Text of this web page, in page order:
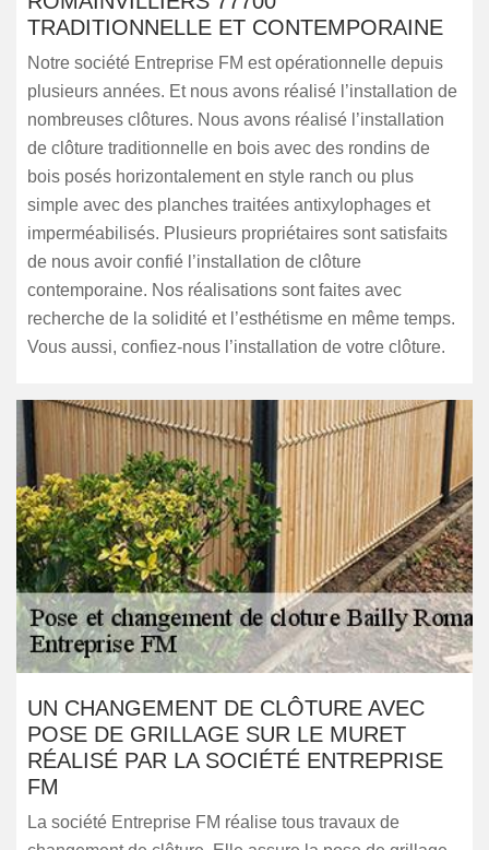
TRADITIONNELLE ET CONTEMPORAINE
Notre société Entreprise FM est opérationnelle depuis
plusieurs années. Et nous avons réalisé l’installation de
nombreuses clôtures. Nous avons réalisé l’installation
de clôture traditionnelle en bois avec des rondins de
bois posés horizontalement en style ranch ou plus
simple avec des planches traitées antixylophages et
imperméabilisés. Plusieurs propriétaires sont satisfaits
de nous avoir confié l’installation de clôture
contemporaine. Nos réalisations sont faites avec
recherche de la solidité et l’esthétisme en même temps.
Vous aussi, confiez-nous l’installation de votre clôture.
UN CHANGEMENT DE CLÔTURE AVEC
POSE DE GRILLAGE SUR LE MURET
RÉALISÉ PAR LA SOCIÉTÉ ENTREPRISE
FM
La société Entreprise FM réalise tous travaux de